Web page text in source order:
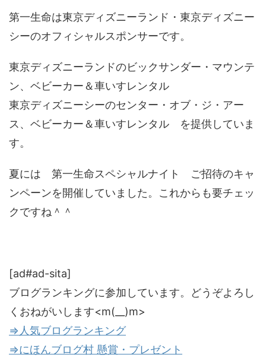
第一生命は東京ディズニーランド・東京ディズニー
シーのオフィシャルスポンサーです。
東京ディズニーランドのビックサンダー・マウンテ
ン、ベビーカー＆車いすレンタル
東京ディズニーシーのセンター・オブ・ジ・アー
ス、ベビーカー＆車いすレンタル を提供していま
す。
夏には 第一生命スペシャルナイト ご招待のキャ
ンペーンを開催していました。これからも要チェッ
クですね＾＾
[ad#ad-sita]
ブログランキングに参加しています。どうぞよろし
くおねがいします<m(__)m>
⇒人気ブログランキング
⇒にほんブログ村 懸賞・プレゼント